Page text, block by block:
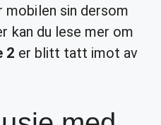
mobilen sin dersom
kan du lese mer om
2 er blitt tatt imot av